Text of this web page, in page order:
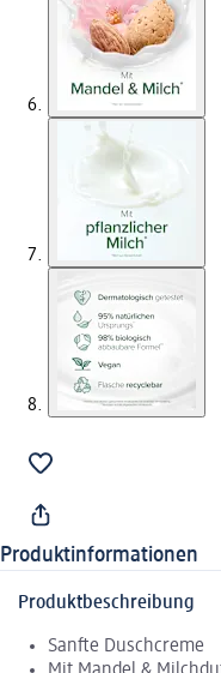
Produktinformationen
Produktbeschreibung
Sanfte Duschcreme